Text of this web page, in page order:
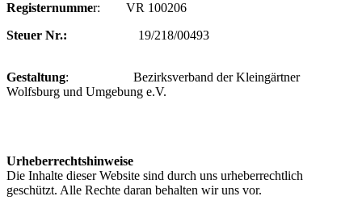
Registernummer: VR 100206
Steuer Nr.: 19/218/00493
Gestaltung: Bezirksverband der Kleingärtner
Wolfsburg und Umgebung e.V.
Urheberrechtshinweise
Die Inhalte dieser Website sind durch uns urheberrechtlich
geschützt. Alle Rechte daran behalten wir uns vor.